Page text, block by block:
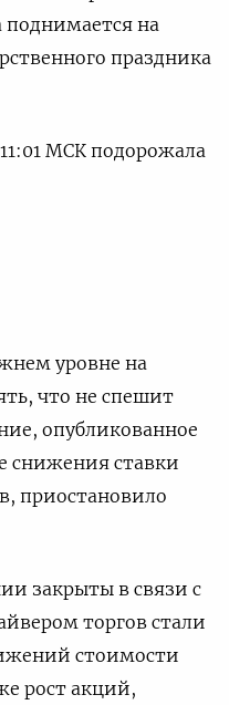
поднимается на
праздника
МСК подорожала
уровне на
что не спешит
опубликованное
снижения ставки
приостановило
закрыты в связи с
торгов стали
стоимости
рост акций,